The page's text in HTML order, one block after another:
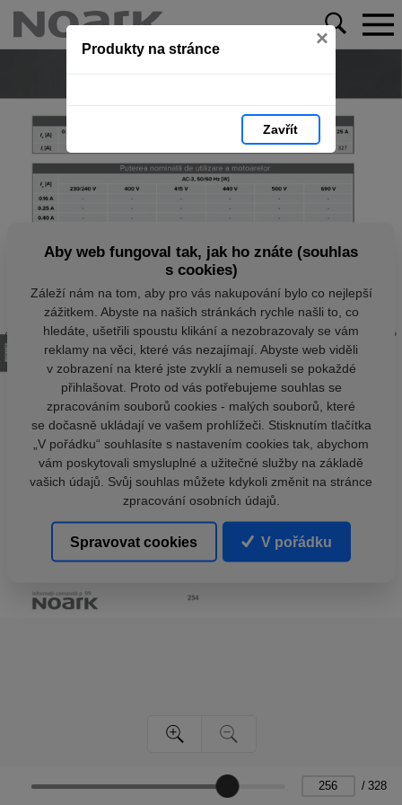
Produkty na stránce ×
Zavřít
/ 328
Aby web fungoval tak, jak ho znáte (souhlas
s cookies)
Záleží nám na tom, aby pro vás nakupování bylo co nejlepší
zážitkem. Abyste na našich stránkách rychle našli to, co
hledáte, ušetřili spoustu klikání a nezobrazovaly se vám
reklamy na věci, které vás nezajímají. Abyste web viděli
v zobrazení na které jste zvyklí a nemuseli se pokaždé
přihlašovat. Proto od vás potřebujeme souhlas se
zpracováním souborů cookies - malých souborů, které
se dočasně ukládají ve vašem prohlížeči. Stisknutím tlačítka
„V pořádku“ souhlasíte s nastavením cookies tak, abychom
vám poskytovali smysluplné a užitečné služby na základě
vašich údajů. Svůj souhlas můžete kdykoli změnit na stránce
zpracování osobních údajů.
Spravovat cookies V pořádku